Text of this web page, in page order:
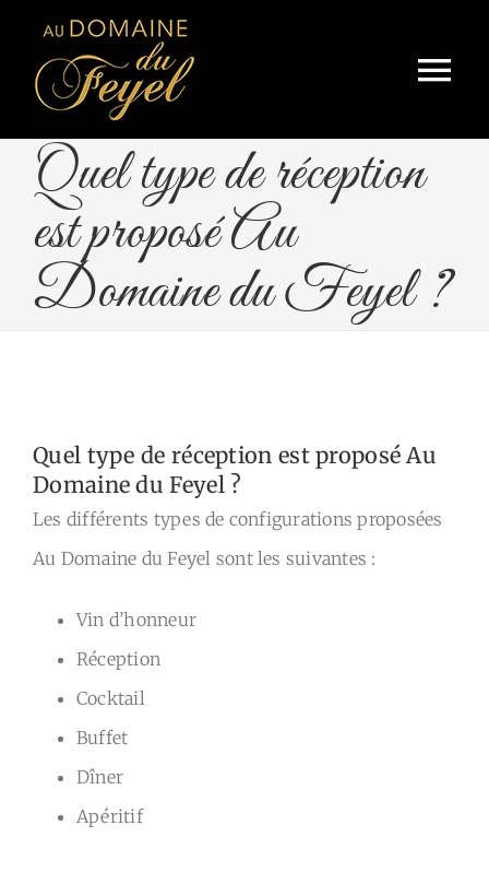
content
Accueil
Le domaine
Prestations et services
Disponibilités
FAQ
Contact
Quel type de réception
est proposé Au
Domaine du Feyel ?
Quel type de réception est proposé Au
Domaine du Feyel ?
Les différents types de configurations proposées
Au Domaine du Feyel sont les suivantes :
Vin d’honneur
Réception
Cocktail
Buffet
Dîner
Apéritif